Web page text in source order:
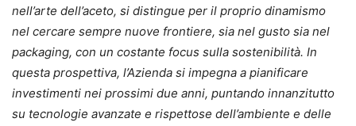
nell’arte dell’aceto, si distingue per il proprio dinamismo
nel cercare sempre nuove frontiere, sia nel gusto sia nel
packaging, con un costante focus sulla sostenibilità. In
questa prospettiva, l’Azienda si impegna a pianificare
investimenti nei prossimi due anni, puntando innanzitutto
su tecnologie avanzate e rispettose dell’ambiente e delle